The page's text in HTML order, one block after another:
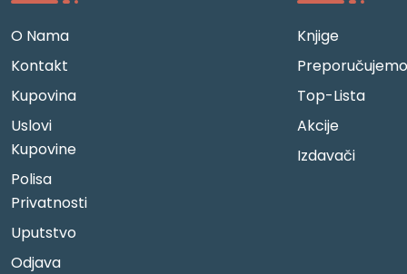
O Nama
Kontakt
Kupovina
Uslovi
Kupovine
Polisa
Privatnosti
Uputstvo
Odjava
Knjige
Preporučujemo
Top-Lista
Akcije
Izdavači